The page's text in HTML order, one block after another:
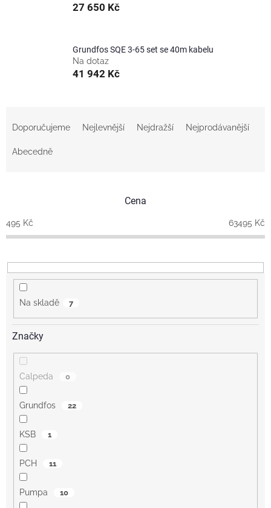
27 650 Kč
Grundfos SQE 3-65 set se 40m kabelu
Na dotaz
41 942 Kč
o
d
k
t
Doporučujeme Nejlevnější Nejdražší Nejprodávanější
Abecedně
Cena
495 Kč 63495 Kč
Na skladě 7
Značky
Calpeda 0
Grundfos 22
KSB 1
PCH 11
Pumpa 10